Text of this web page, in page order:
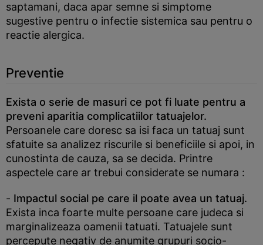
saptamani, daca apar semne si simptome
sugestive pentru o infectie sistemica sau pentru o
reactie alergica.
Preventie
Exista o serie de masuri ce pot fi luate pentru a
preveni aparitia complicatiilor tatuajelor.
Persoanele care doresc sa isi faca un tatuaj sunt
sfatuite sa analizez riscurile si beneficiile si apoi, in
cunostinta de cauza, sa se decida. Printre
aspectele care ar trebui considerate se numara :
- Impactul social pe care il poate avea un tatuaj.
Exista inca foarte multe persoane care judeca si
marginalizeaza oamenii tatuati. Tatuajele sunt
percepute negativ de anumite grupuri socio-